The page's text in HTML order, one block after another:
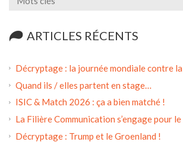
ARTICLES RÉCENTS
Décryptage : la journée mondiale contre
Quand ils / elles partent en stage…
ISIC & Match 2026 : ça a bien matché !
La Filière Communication s’engage pour
Décryptage : Trump et le Groenland !